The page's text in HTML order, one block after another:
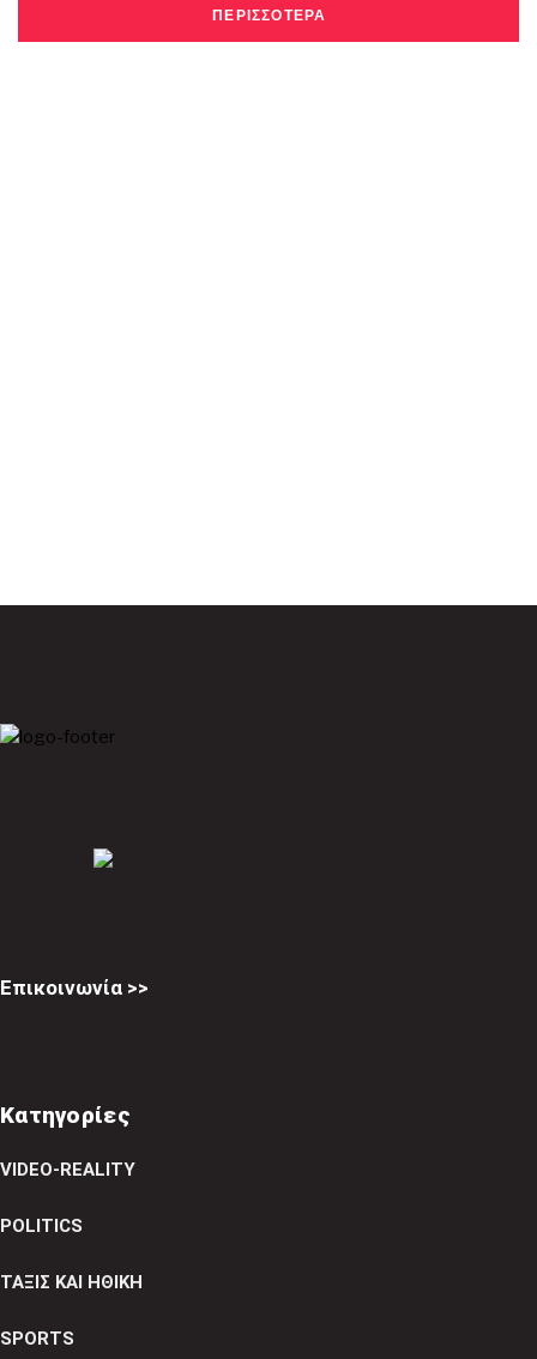
ΠΕΡΙΣΣΟΤΕΡΑ
Επικοινωνία >>
Κατηγορίες
VIDEO-REALITY
POLITICS
ΤΑΞΙΣ ΚΑΙ ΗΘΙΚΗ
SPORTS